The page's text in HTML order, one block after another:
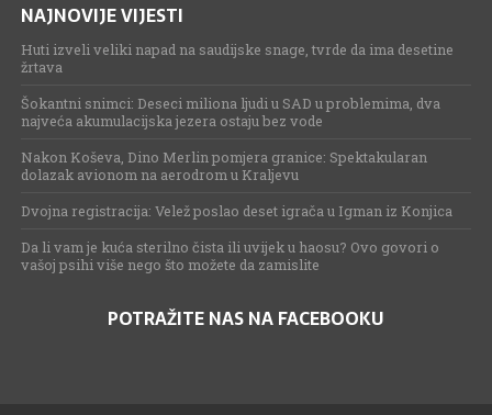
NAJNOVIJE VIJESTI
Huti izveli veliki napad na saudijske snage, tvrde da ima desetine
žrtava
Šokantni snimci: Deseci miliona ljudi u SAD u problemima, dva
najveća akumulacijska jezera ostaju bez vode
Nakon Koševa, Dino Merlin pomjera granice: Spektakularan
dolazak avionom na aerodrom u Kraljevu
Dvojna registracija: Velež poslao deset igrača u Igman iz Konjica
Da li vam je kuća sterilno čista ili uvijek u haosu? Ovo govori o
vašoj psihi više nego što možete da zamislite
POTRAŽITE NAS NA FACEBOOKU